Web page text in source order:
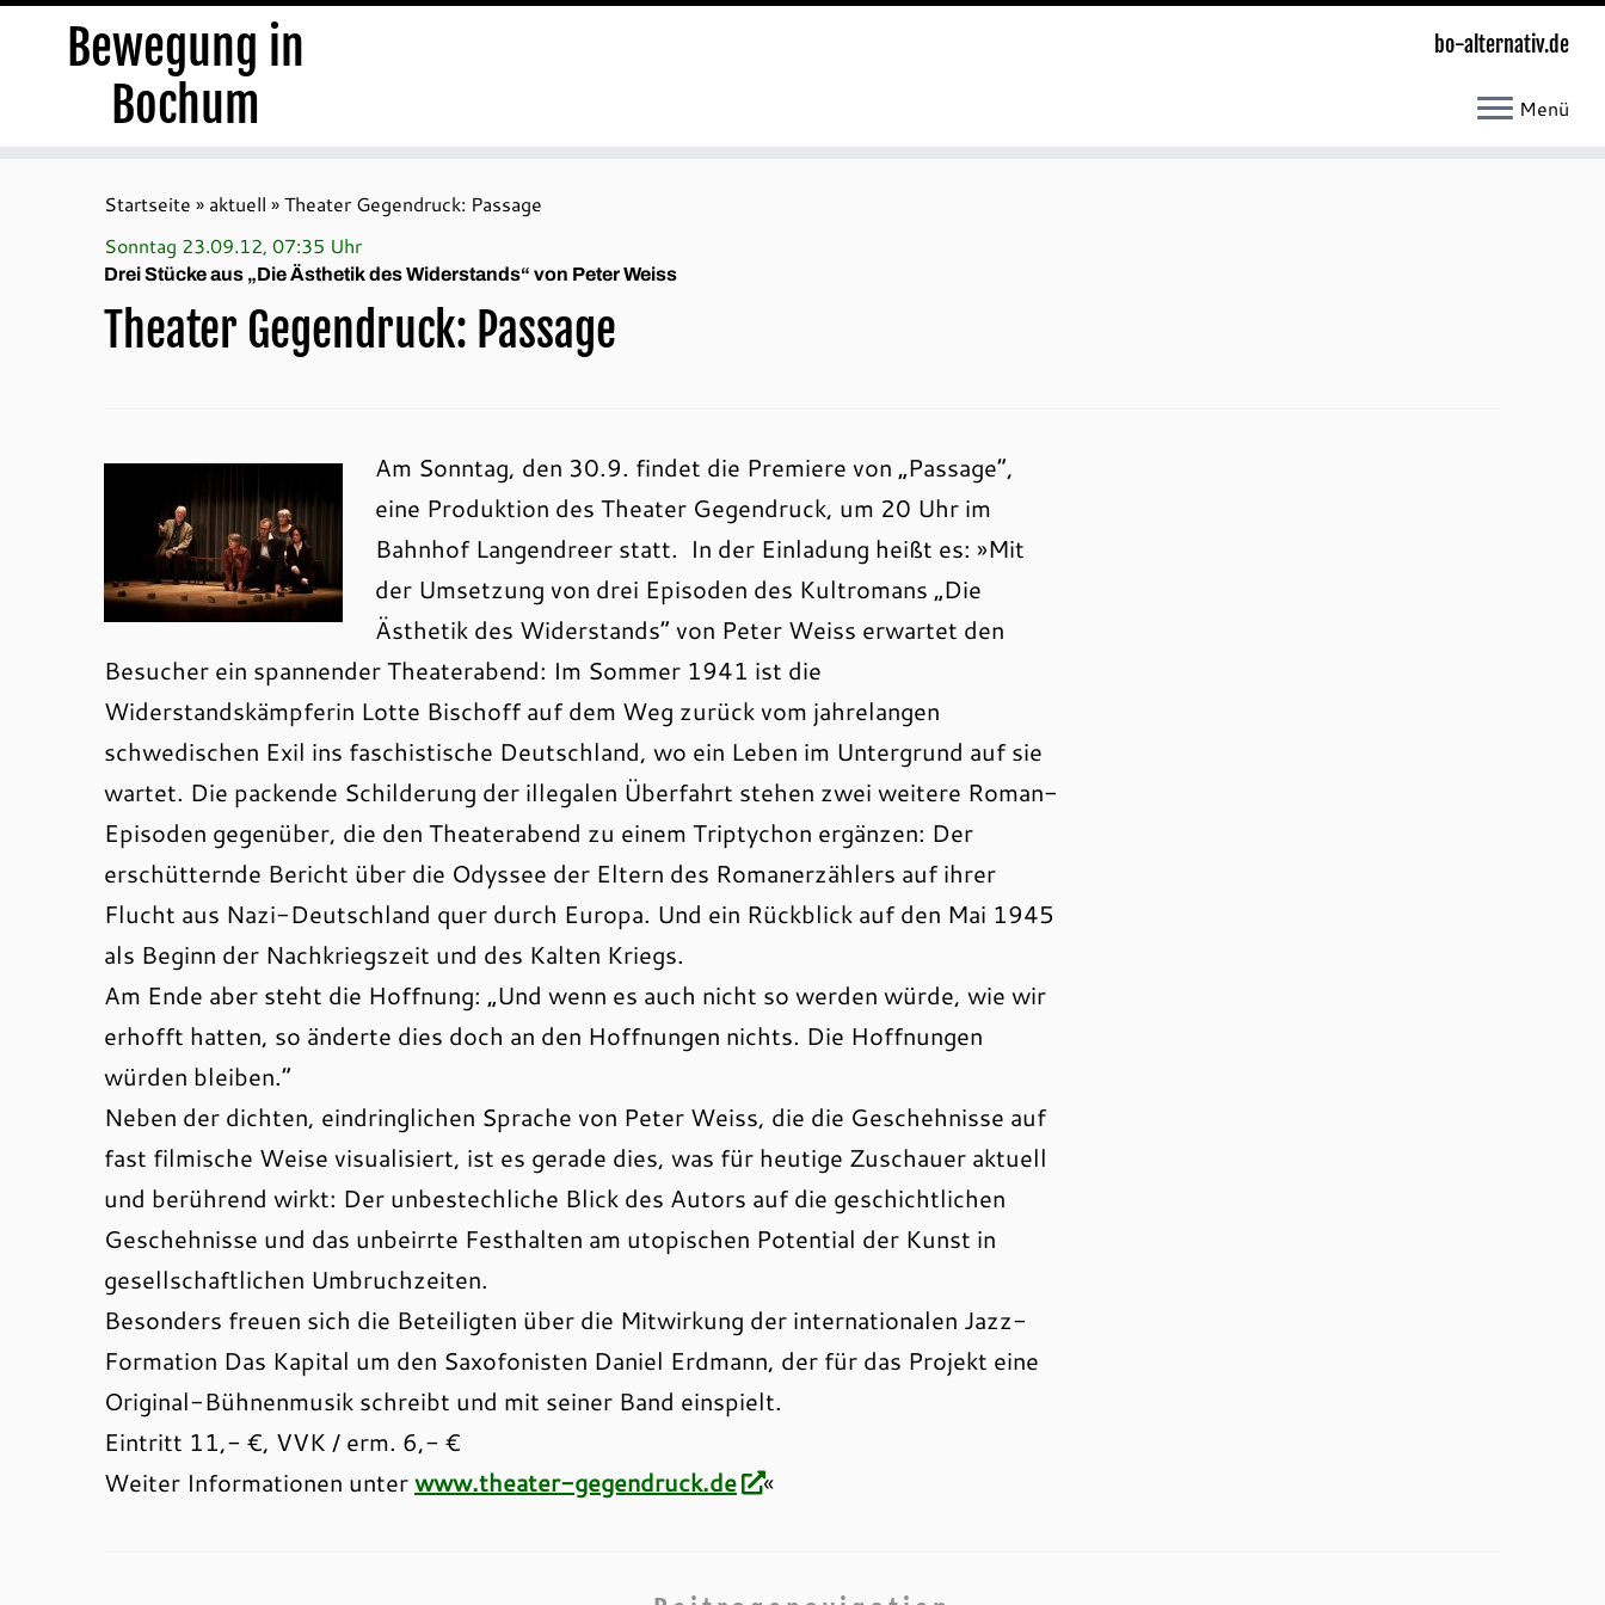
Bewegung in
Bochum
bo-alternativ.de
Menü
Startseite » aktuell »Theater Gegendruck: Passage
Sonntag 23.09.12, 07:35 Uhr
Drei Stücke aus „Die Ästhetik des Widerstands“ von Peter Weiss
Theater Gegendruck: Passage
Am Sonntag, den 30.9. findet die Premiere von „Passage“,
eine Produktion des Theater Gegendruck, um 20 Uhr im
Bahnhof Langendreer statt. In der Einladung heißt es: »Mit
der Umsetzung von drei Episoden des Kultromans „Die
Ästhetik des Widerstands“ von Peter Weiss erwartet den
Besucher ein spannender Theaterabend: Im Sommer 1941 ist die
Widerstandskämpferin Lotte Bischoff auf dem Weg zurück vom jahrelangen
schwedischen Exil ins faschistische Deutschland, wo ein Leben im Untergrund auf sie
wartet. Die packende Schilderung der illegalen Überfahrt stehen zwei weitere Roman-
Episoden gegenüber, die den Theaterabend zu einem Triptychon ergänzen: Der
erschütternde Bericht über die Odyssee der Eltern des Romanerzählers auf ihrer
Flucht aus Nazi-Deutschland quer durch Europa. Und ein Rückblick auf den Mai 1945
als Beginn der Nachkriegszeit und des Kalten Kriegs.
Am Ende aber steht die Hoffnung: „Und wenn es auch nicht so werden würde, wie wir
erhofft hatten, so änderte dies doch an den Hoffnungen nichts. Die Hoffnungen
würden bleiben.“
Neben der dichten, eindringlichen Sprache von Peter Weiss, die die Geschehnisse auf
fast filmische Weise visualisiert, ist es gerade dies, was für heutige Zuschauer aktuell
und berührend wirkt: Der unbestechliche Blick des Autors auf die geschichtlichen
Geschehnisse und das unbeirrte Festhalten am utopischen Potential der Kunst in
gesellschaftlichen Umbruchzeiten.
Besonders freuen sich die Beteiligten über die Mitwirkung der internationalen Jazz-
Formation Das Kapital um den Saxofonisten Daniel Erdmann, der für das Projekt eine
Original-Bühnenmusik schreibt und mit seiner Band einspielt.
Eintritt 11,- €, VVK / erm. 6,- €
Weiter Informationen unterwww.theater-gegendruck.de «